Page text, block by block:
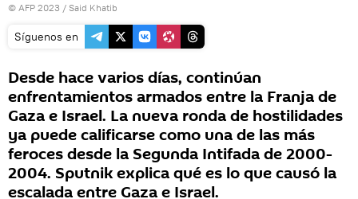
© AFP 2023 / Said Khatib
Síguenos en
Desde hace varios días, continúan
enfrentamientos armados entre la Franja de
Gaza e Israel. La nueva ronda de hostilidades
ya puede calificarse como una de las más
feroces desde la Segunda Intifada de 2000-
2004. Sputnik explica qué es lo que causó la
escalada entre Gaza e Israel.